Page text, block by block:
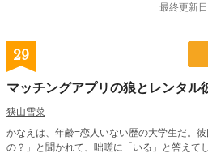
最終更新
29
マッチングアプリの狼とレンタル
狭山雪菜
かなえは、年齢=恋人いない歴の大学生だ。
の？」と聞かれて、咄嗟に「いる」と答えて